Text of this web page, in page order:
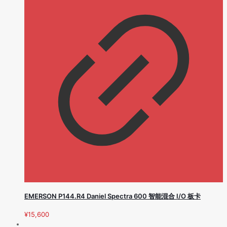
EMERSON P144.R4 Daniel Spectra 600 智能混合 I/O 板卡
¥15,600